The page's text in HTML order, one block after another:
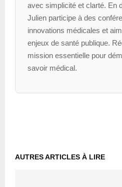
avec simplicité et clarté. En
Julien participe à des
innovations médicales et
enjeux de santé publique.
mission essentielle pour
savoir médical.
AUTRES ARTICLES À LIRE